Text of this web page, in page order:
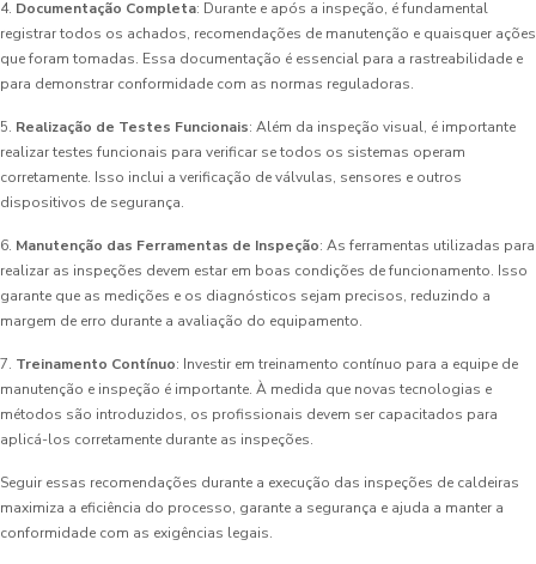
4. Documentação Completa: Durante e após a inspeção, é fundamental
registrar todos os achados, recomendações de manutenção e quaisquer ações
que foram tomadas. Essa documentação é essencial para a rastreabilidade e
para demonstrar conformidade com as normas reguladoras.
5. Realização de Testes Funcionais: Além da inspeção visual, é importante
realizar testes funcionais para verificar se todos os sistemas operam
corretamente. Isso inclui a verificação de válvulas, sensores e outros
dispositivos de segurança.
6. Manutenção das Ferramentas de Inspeção: As ferramentas utilizadas para
realizar as inspeções devem estar em boas condições de funcionamento. Isso
garante que as medições e os diagnósticos sejam precisos, reduzindo a
margem de erro durante a avaliação do equipamento.
7. Treinamento Contínuo: Investir em treinamento contínuo para a equipe de
manutenção e inspeção é importante. À medida que novas tecnologias e
métodos são introduzidos, os profissionais devem ser capacitados para
aplicá-los corretamente durante as inspeções.
Seguir essas recomendações durante a execução das inspeções de caldeiras
maximiza a eficiência do processo, garante a segurança e ajuda a manter a
conformidade com as exigências legais.